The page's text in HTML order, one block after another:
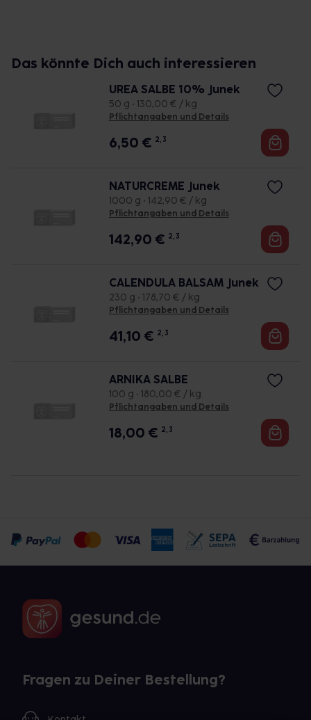
Das könnte Dich auch interessieren
UREA SALBE 10% Junek
50 g • 130,00 € / kg
Pflichtangaben und Details
6,50 € 2, 3
NATURCREME Junek
1000 g • 142,90 € / kg
Pflichtangaben und Details
142,90 € 2, 3
CALENDULA BALSAM Junek
230 g • 178,70 € / kg
Pflichtangaben und Details
41,10 € 2, 3
ARNIKA SALBE
100 g • 180,00 € / kg
Pflichtangaben und Details
18,00 € 2, 3
Fragen zu Deiner Bestellung?